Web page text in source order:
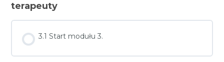
terapeuty
3.1 Start modułu 3.